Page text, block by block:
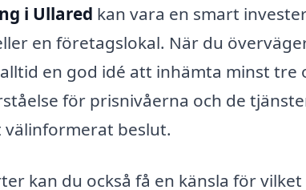
i Ullared kan vara en smart
en företagslokal. När du
en god idé att inhämta minst tre
för prisnivåerna och de
beslut.
kan du också få en känsla för